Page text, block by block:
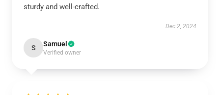
sturdy and well-crafted.
Dec 2, 2024
S Samuel
Verified owner